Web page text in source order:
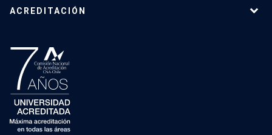
ACREDITACIÓN